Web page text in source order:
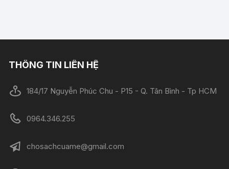
THÔNG TIN LIÊN HỆ
184/17 Nguyễn Phúc Chu - P15 - Q. Tân Bình - Tp HCM
0964.346.255
chosachcuame@gmail.com